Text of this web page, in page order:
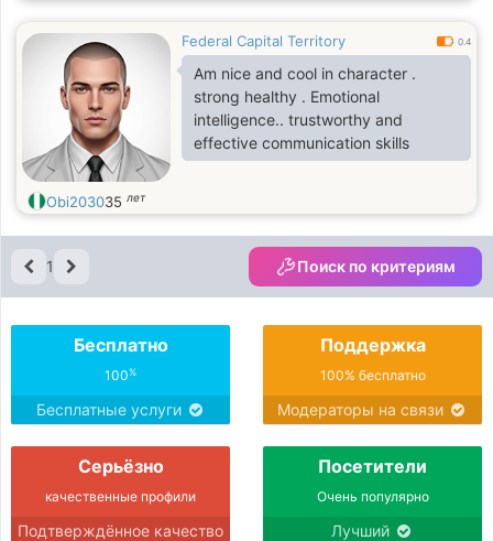
Federal Capital Territory 0.4
Am nice and cool in character .
strong healthy . Emotional
intelligence.. trustworthy and
effective communication skills
Obi203035 лет
1 Поиск по критериям
Бесплатно
100%
Бесплатные услуги
Поддержка
100% бесплатно
Модераторы на связи
Серьёзно
качественные профили
Подтверждённое качество
Посетители
Очень популярно
Лучший